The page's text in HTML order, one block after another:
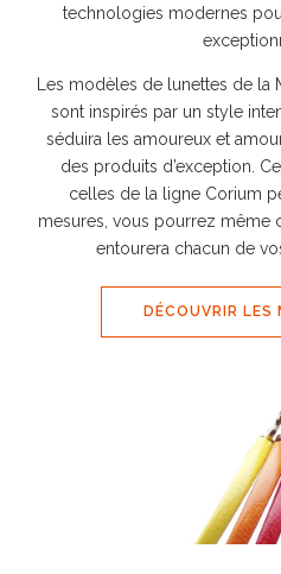
technologies modernes
Les modèles de lunettes de la
sont inspirés par un style
séduira les amoureux et
des produits d’exception.
celles de la ligne Corium
mesures, vous pourrez même
entourera chacun de
DÉCOUVRIR LES